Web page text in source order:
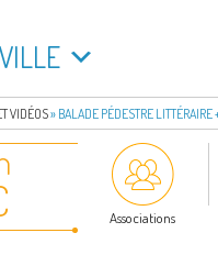
VIDÉOS» BALADE PÉDESTRE
Associations